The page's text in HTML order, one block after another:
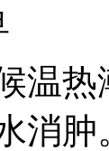
温
消